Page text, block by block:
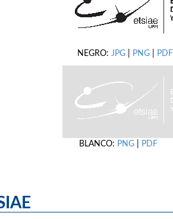
JPG PNG PDF
PNG PDF
ETSIAE